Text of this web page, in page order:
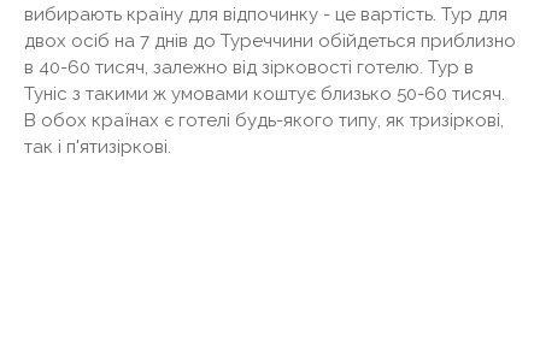
вибирають країну для відпочинку - це вартість. Тур для
двох осіб на 7 днів до Туреччини обійдеться приблизно
в 40-60 тисяч, залежно від зірковості готелю. Тур в
Туніс з такими ж умовами коштує близько 50-60 тисяч.
В обох країнах є готелі будь-якого типу, як тризіркові,
так і п'ятизіркові.